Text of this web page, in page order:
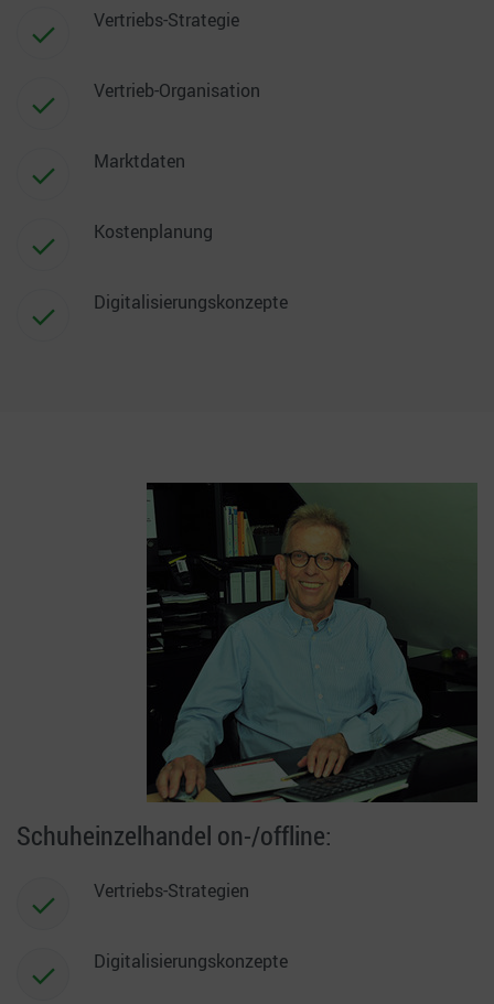
Vertriebs-Strategie
Vertrieb-Organisation
Marktdaten
Kostenplanung
Digitalisierungskonzepte
Schuheinzelhandel on-/offline:
Vertriebs-Strategien
Digitalisierungskonzepte